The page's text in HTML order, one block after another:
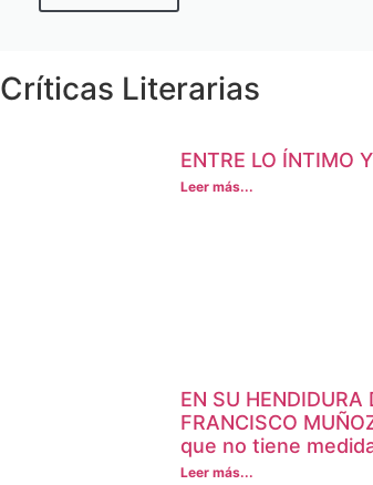
Críticas Literarias
ENTRE LO ÍNTIMO
Leer más...
EN SU
FRANCISCO
que no tiene
Leer más...